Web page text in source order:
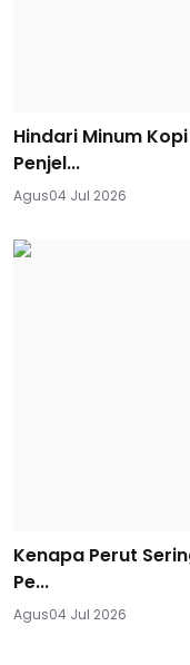
Hindari Minum
Penjel...
Agus04 Jul 2026
Kenapa Perut
Pe...
Agus04 Jul 2026